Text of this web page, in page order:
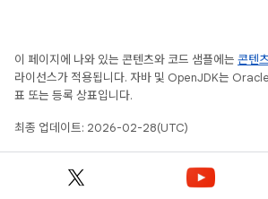
이 페이지에 나와 있는 콘텐츠와 코드 샘플에는 콘텐
라이선스가 적용됩니다. 자바 및 OpenJDK는
표 또는 등록 상표입니다.
최종 업데이트: 2026-02-28(UTC)